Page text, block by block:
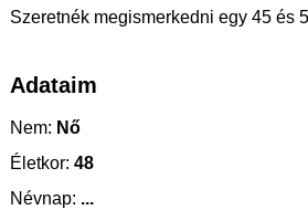
Szeretnék megismerkedni egy 45 és
Adataim
Nem: Nő
Életkor: 48
Névnap: ...